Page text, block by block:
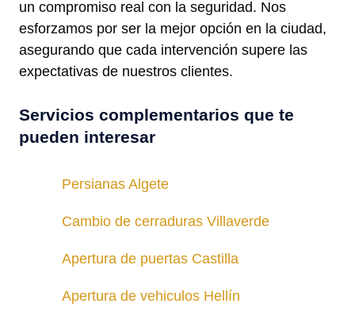
un compromiso real con la seguridad. Nos
esforzamos por ser la mejor opción en la ciudad,
asegurando que cada intervención supere las
expectativas de nuestros clientes.
Servicios complementarios que te
pueden interesar
Persianas Algete
Cambio de cerraduras Villaverde
Apertura de puertas Castilla
Apertura de vehiculos Hellín